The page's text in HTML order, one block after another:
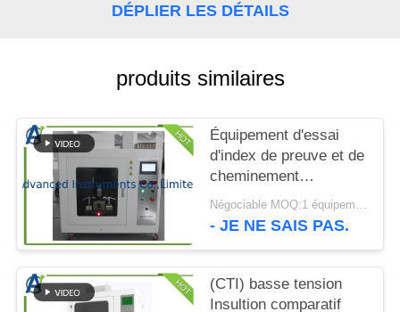
DEMANDEZ
CITATION
PLAN
SITE
PRIVACY
POLICY
DÉPLIER LES DÉTAILS
produits similaires
Équipement d'essai
d'index de preuve et de
cheminement
comparatif par l'UL
746A
Négociable MOQ:1 équipement d'essai d'index de cheminement comparatif d'ENSEMBLE
- JE NE SAIS PAS.
(CTI) basse tension
Insultion comparatif